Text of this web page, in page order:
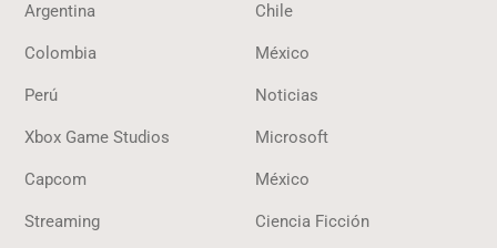
Argentina Chile
Colombia México
Perú Noticias
Xbox Game Studios Microsoft
Capcom México
Streaming Ciencia Ficción